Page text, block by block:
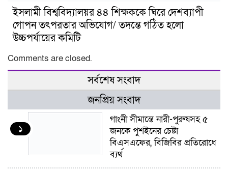
ইসলামী বিশ্ববিদ্যালয়র ৪৪ শিক্ষককে ঘিরে দেশব্যাপী
গোপন তৎপরতার অভিযোগ/ তদন্তে গঠিত হলো
উচ্চপর্যায়ের কমিটি
Comments are closed.
সর্বশেষ সংবাদ
জনপ্রিয় সংবাদ
১
গাংনী সীমান্তে নারী-পুরুষসহ ৫
জনকে পুশইনের চেষ্টা
বিএসএফের, বিজিবির প্রতিরোধে
ব্যর্থ